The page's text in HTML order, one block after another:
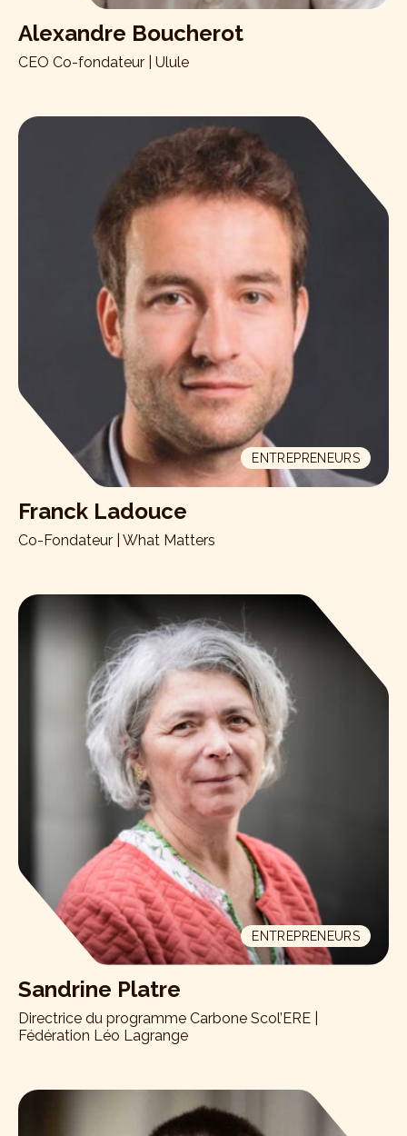
Alexandre Boucherot
CEO Co-fondateur | Ulule
ENTREPRENEURS
Franck Ladouce
Co-Fondateur | What Matters
ENTREPRENEURS
Sandrine Platre
Directrice du programme Carbone Scol’ERE |
Fédération Léo Lagrange